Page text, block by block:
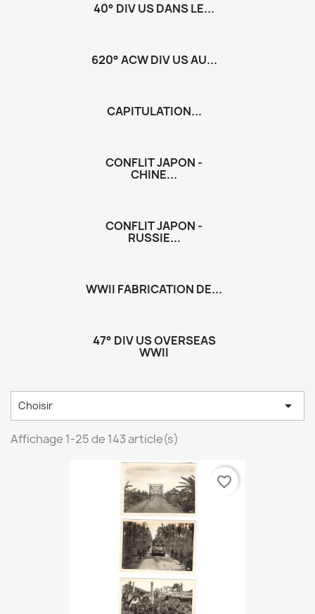
40° DIV US DANS LE...
620° ACW DIV US AU...
CAPITULATION...
CONFLIT JAPON -
CHINE...
CONFLIT JAPON -
RUSSIE...
WWII FABRICATION DE...
47° DIV US OVERSEAS
WWII
Choisir 
Affichage 1-25 de 143 article(s)
favorite_border